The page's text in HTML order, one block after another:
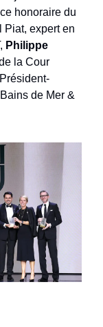
honoraire du
Piat, expert en
Philippe
la Cour
de Mer &